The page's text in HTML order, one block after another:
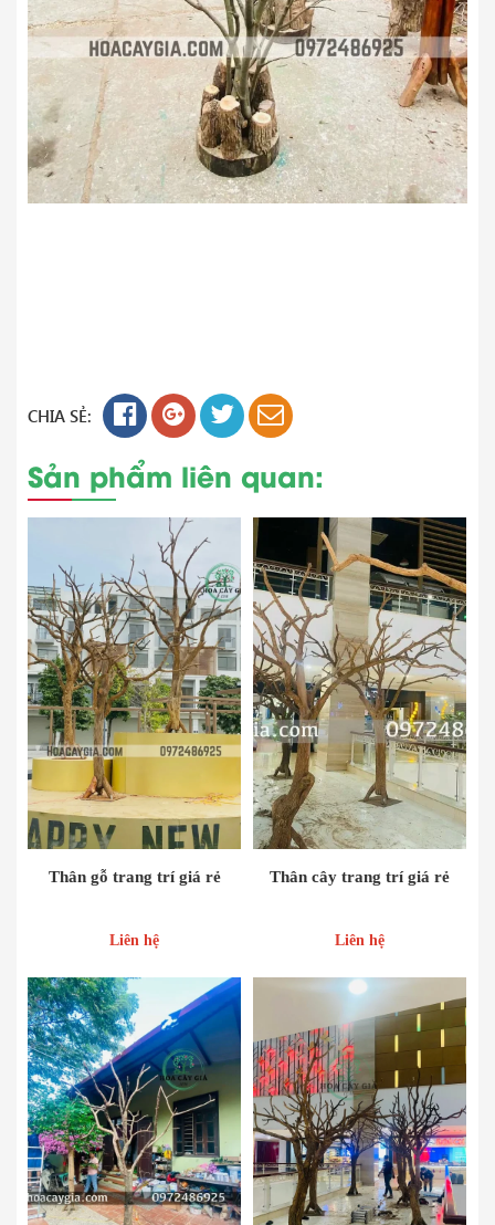
CHIA SẺ:
Sản phẩm liên quan:
Thân gỗ trang trí giá rẻ
Liên hệ
Thân cây trang trí giá rẻ
Liên hệ